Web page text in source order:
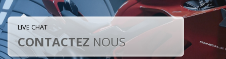
LIVE CHAT
CONTACTEZ NOUS